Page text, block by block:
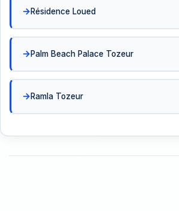
Résidence Loued
Palm Beach Palace Tozeur
Ramla Tozeur